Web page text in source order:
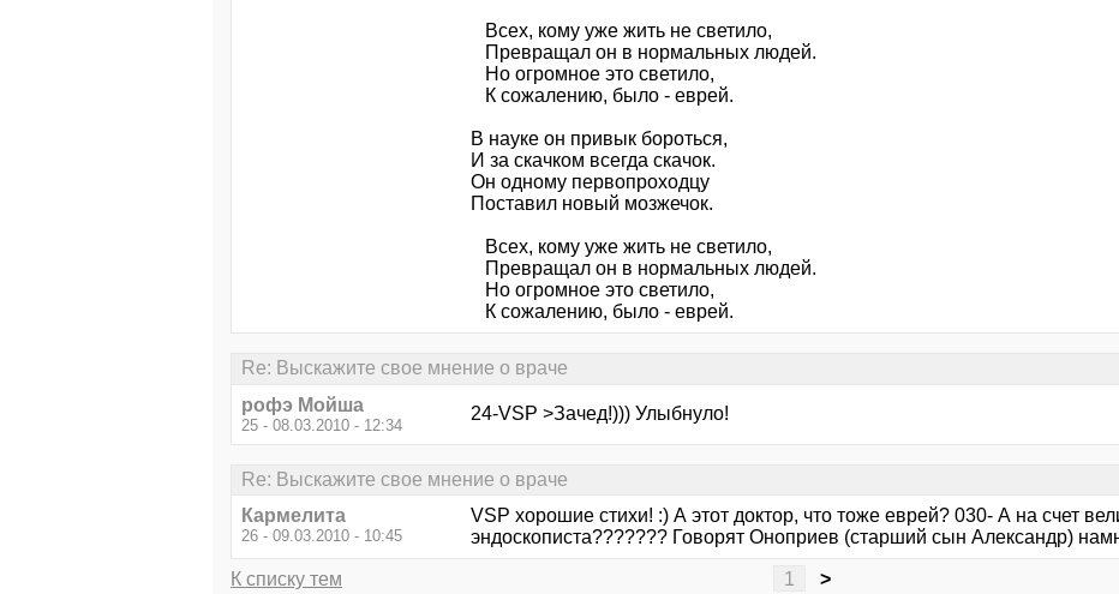
Всех, кому уже жить не светило,
Превращал он в нормальных людей.
Но огромное это светило,
К сожалению, было - еврей.
В науке он привык бороться,
И за скачком всегда скачок.
Он одному первопроходцу
Поставил новый мозжечок.
Всех, кому уже жить не светило,
Превращал он в нормальных людей.
Но огромное это светило,
К сожалению, было - еврей.
Re: Выскажите свое мнение о враче
рофэ Мойша
25 - 08.03.2010 - 12:34
24-VSP >Зачед!))) Улыбнуло!
Re: Выскажите свое мнение о враче
Кармелита
26 - 09.03.2010 - 10:45
VSP хорошие стихи! :) А этот доктор, что тоже еврей? 030- А на счет
эндоскописта??????? Говорят Оноприев (старший сын Александр)
К списку тем 1 >